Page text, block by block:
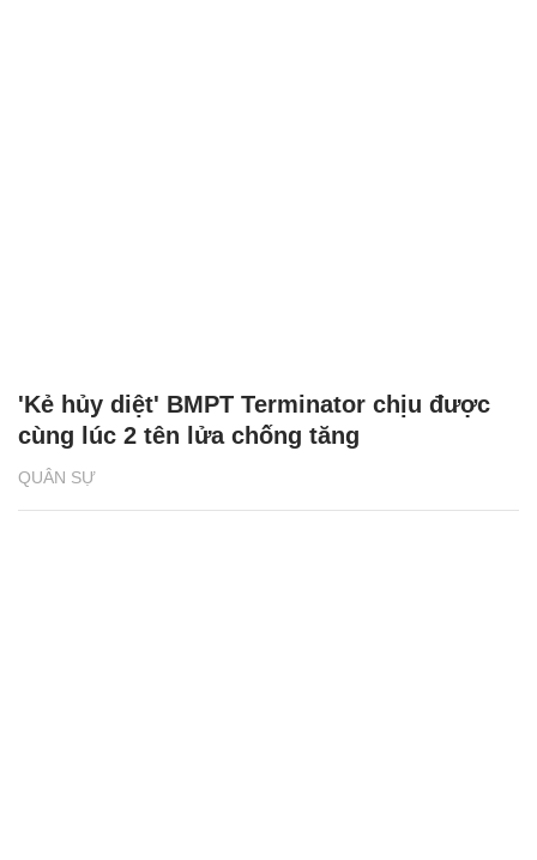
QUÂN SỰ
'Kẻ hủy diệt' BMPT Terminator chịu được
cùng lúc 2 tên lửa chống tăng